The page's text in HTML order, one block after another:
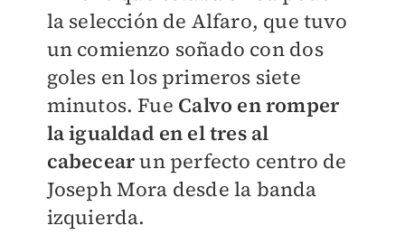
la selección de Alfaro, que tuvo
un comienzo soñado con dos
goles en los primeros siete
minutos. Fue Calvo en romper
la igualdad en el tres al
cabecearun perfecto centro de
Joseph Mora desde la banda
izquierda.